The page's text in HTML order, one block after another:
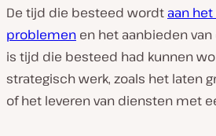
De tijd die besteed wordt aan
problemen en het aanbieden
is tijd die besteed had kunnen
strategisch werk, zoals het laten
of het leveren van diensten met